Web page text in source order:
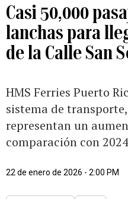
Casi 50,000
lanchas para
de la Calle San
HMS Ferries Puerto
sistema de
representan un
comparación con 2024
22 de enero de 2026 - 2:00 PM